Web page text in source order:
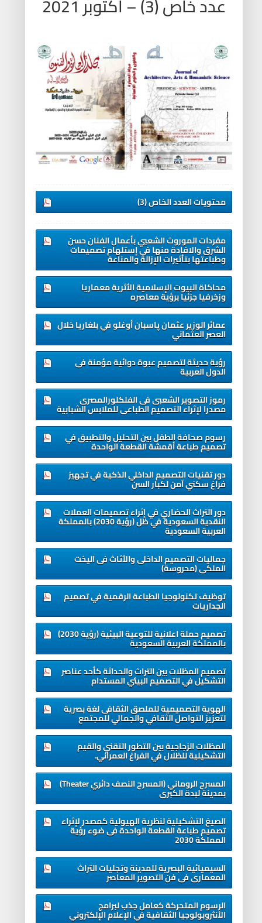
عدد خاص (3) – أكتوبر 2021
محتويات العدد الخاص (3)
مفردات الموروث الشعبي بأعمال الفنان حسن
الشرق والافادة منها في إستلهام تصميمات
وطباعتها بتأثيرات الإزالة والمناعة
محاكاة البيوت الإسلامية الأثرية معماريا
وزخرفيا جزئيا برؤية معاصره
عمائر الوزير عثمان پاسبان أوغلو في بلغاريا خلال
العصر العثماني
رؤية حديثة لتصميم عبوة دوائية مؤمنة فى
الدول العربية
رموز التصوير الشعبى فى الفلكلورالمصرى
مصدرا لإثراء التصميم الطباعى للملابس الشبابية
رسوم صحافة الطفل بين التحليل والتطبيق في
تصميم طباعة أقمشة القطعة الواحدة
دور تقنيات التصميم الداخلي الذكية في تجهيز
فراغ سكني آمن لكبار السن
دور التراث الحضاري في إثراء تصميمات العملات
النقدية السعودية في ظل (رؤية 2030) بالمملكة
العربية السعودية
جماليات التصميم الداخلى والأثاث فى اليخت
الملكى (محروسة)
توظيف تكنولوجيا الطباعة الرقمية في تصميم
الجداريات
تصميم حملة اعلانية للتوعية البيئية (رؤية 2030)
بالمملكة العربية السعودية
تصميم المظلات بين التراث والحداثة كأحد عناصر
التشكيل في التصميم البيئي المستدام
الهوية التصميمية للملصق الثقافى لغة بصرية
لتعزيز التواصل الثقافي والجمالي للمجتمع
المظلات الزجاجية بين التطور التقني والقيم
التشكيلية للظلال في الفراغ العمراني.
المسرح الروماني (المسرح النصف دائري Theater)
بمدينة لبدة الكبرى
الصيغ التشكيلية لنظرية الهيولية كمصدر لإثراء
تصميم طباعة القطعة الواحدة فى ضوء رؤية
المملكة 2030
السيميائية البصرية للمدينة وتجليات التراث
المعمارى فى فن التصوير المعاصر
الرسوم المتحركة كعامل جذب لبرامج
الأنثروبولوجيا الثقافية في الإعلام الإلكتروني